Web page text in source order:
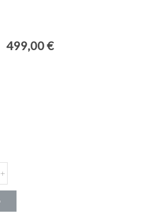
499,00€